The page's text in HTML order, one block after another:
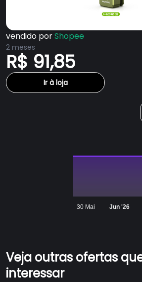
vendido porShopee
2 meses
R$ 91,85
Ir à loja
30 Mai Jun '26
Veja outras ofertas
interessar